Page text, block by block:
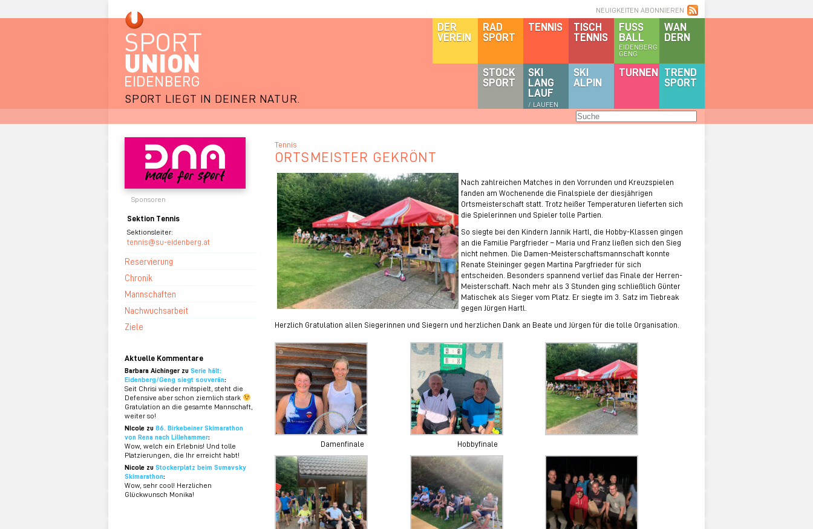
SPORT LIEGT IN DEINER NATUR.
NEUIGKEITEN ABONNIEREN
WAN
DERN
FUSS
BALL
EIDENBERG
GENG
TISCH
TENNIS
TENNIS
RAD
SPORT
DER
VEREIN
TREND
SPORT
TURNEN
SKI
ALPIN
SKI
LANG
LAUF
/ LAUFEN
STOCK
SPORT
Sponsoren
Sektion Tennis
Sektionsleiter:
tennis@su-eidenberg.at
Reservierung
Chronik
Mannschaften
Nachwuchsarbeit
Ziele
Aktuelle Kommentare
Barbara Aichinger zu Serie hält:
Eidenberg/Geng siegt souverän:
Seit Chrisi wieder mitspielt, steht die
Defensive aber schon ziemlich stark
Gratulation an die gesamte Mannschaft,
weiter so!
NIcole zu 86. Birkebeiner Skimarathon
von Rena nach Lillehammer:
Wow, welch ein Erlebnis! Und tolle
Platzierungen, die Ihr erreicht habt!
Nicole zu Stockerplatz beim Sumavsky
Skimarathon:
Wow, sehr cool! Herzlichen
Glückwunsch Monika!
Tennis
ORTSMEISTER GEKRÖNT
Nach zahlreichen Matches in den Vorrunden und Kreuzspielen
fanden am Wochenende die Finalspiele der diesjährigen
Ortsmeisterschaft statt. Trotz heißer Temperaturen lieferten sich
die Spielerinnen und Spieler tolle Partien.
So siegte bei den Kindern Jannik Hartl, die Hobby-Klassen gingen
an die Familie Pargfrieder – Maria und Franz ließen sich den Sieg
nicht nehmen. Die Damen-Meisterschaftsmannschaft konnte
Renate Steininger gegen Martina Pargfrieder für sich
entscheiden. Besonders spannend verlief das Finale der Herren-
Meisterschaft. Nach mehr als 3 Stunden ging schließlich Günter
Matischek als Sieger vom Platz. Er siegte im 3. Satz im Tiebreak
gegen Jürgen Hartl.
Herzlich Gratulation allen Siegerinnen und Siegern und herzlichen Dank an Beate und Jürgen für die tolle Organisation.
Damenfinale Hobbyfinale